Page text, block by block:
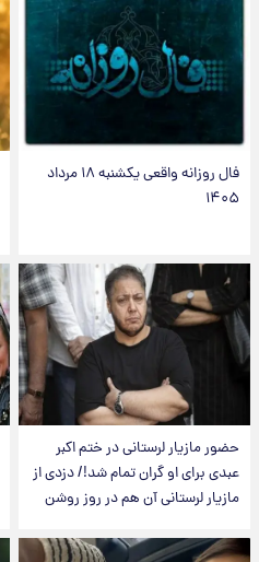
فال روزانه واقعی یکشنبه ۱۸ مرداد
۱۴۰۵
حضور مازیار لرستانی در ختم اکبر
عبدی برای او گران تمام شد!/ دزدی از
مازیار لرستانی آن هم در روز روشن